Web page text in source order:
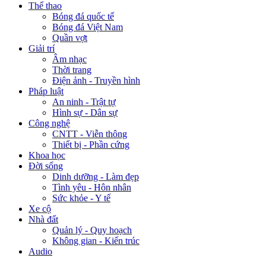
Thể thao
Bóng đá quốc tế
Bóng đá Việt Nam
Quần vợt
Giải trí
Âm nhạc
Thời trang
Điện ảnh - Truyền hình
Pháp luật
An ninh - Trật tự
Hình sự - Dân sự
Công nghệ
CNTT - Viễn thông
Thiết bị - Phần cứng
Khoa học
Đời sống
Dinh dưỡng - Làm đẹp
Tình yêu - Hôn nhân
Sức khỏe - Y tế
Xe cộ
Nhà đất
Quản lý - Quy hoạch
Không gian - Kiến trúc
Audio